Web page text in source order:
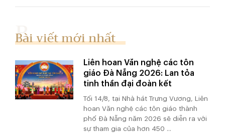
Bài viết mới nhất
Liên hoan Văn nghệ các tôn
giáo Đà Nẵng 2026: Lan tỏa
tinh thần đại đoàn kết
Tối 14/8, tại Nhà hát Trưng Vương, Liên
hoan Văn nghệ các tôn giáo thành
phố Đà Nẵng năm 2026 sẽ diễn ra với
sự tham gia của hơn 450 ...